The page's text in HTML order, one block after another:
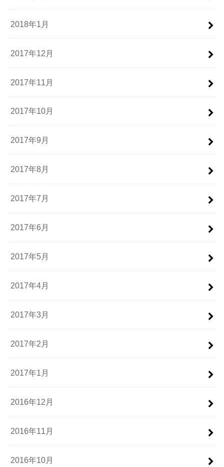
2018年1月
2017年12月
2017年11月
2017年10月
2017年9月
2017年8月
2017年7月
2017年6月
2017年5月
2017年4月
2017年3月
2017年2月
2017年1月
2016年12月
2016年11月
2016年10月